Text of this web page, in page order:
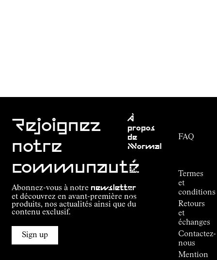
Rejoignez
notre
communauté
Abonnez-vous à notre newsletter
et découvrez en avant-première nos
produits, nos actualités ainsi que du
contenu exclusif.
Sign up
À
propos
de
NNormal
Mission
Engagement
guide
Alpine
Connections
FAQ
Termes
et
conditions
Retours
et
échanges
Contactez-
nous
Mention